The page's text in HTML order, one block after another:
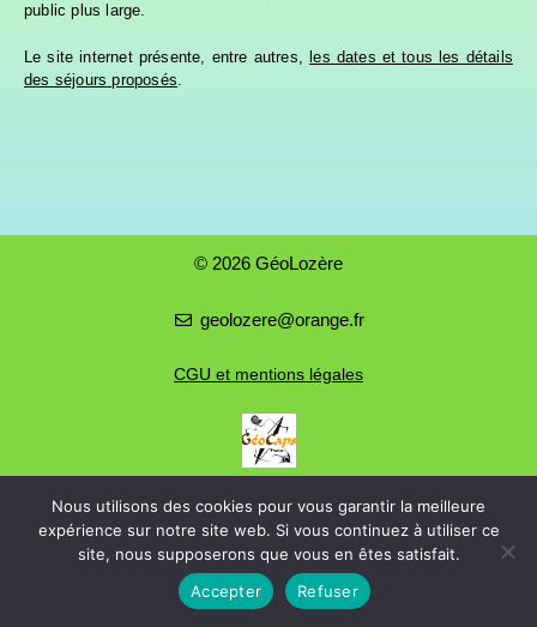
public plus large.
Le site internet présente, entre autres, les dates et tous les détails
des séjours proposés.
© 2026 GéoLozère
geolozere@orange.fr
CGU et mentions légales
Nous utilisons des cookies pour vous garantir la meilleure
expérience sur notre site web. Si vous continuez à utiliser ce
site, nous supposerons que vous en êtes satisfait.
Accepter
Refuser